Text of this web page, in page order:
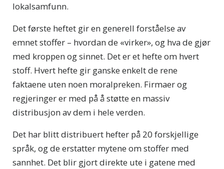
lokalsamfunn.
Det første heftet gir en generell forståelse av
emnet stoffer – hvordan de «virker», og hva de gjør
med kroppen og sinnet. Det er et hefte om hvert
stoff. Hvert hefte gir ganske enkelt de rene
faktaene uten noen moralpreken. Firmaer og
regjeringer er med på å støtte en massiv
distribusjon av dem i hele verden.
Det har blitt distribuert hefter på 20 forskjellige
språk, og de erstatter mytene om stoffer med
sannhet. Det blir gjort direkte ute i gatene med